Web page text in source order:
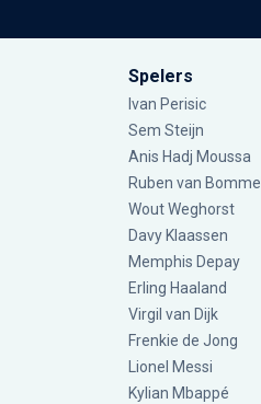
Spelers
Ivan Perisic
Sem Steijn
Anis Hadj Moussa
Ruben van Bommel
Wout Weghorst
Davy Klaassen
Memphis Depay
Erling Haaland
Virgil van Dijk
Frenkie de Jong
Lionel Messi
Kylian Mbappé